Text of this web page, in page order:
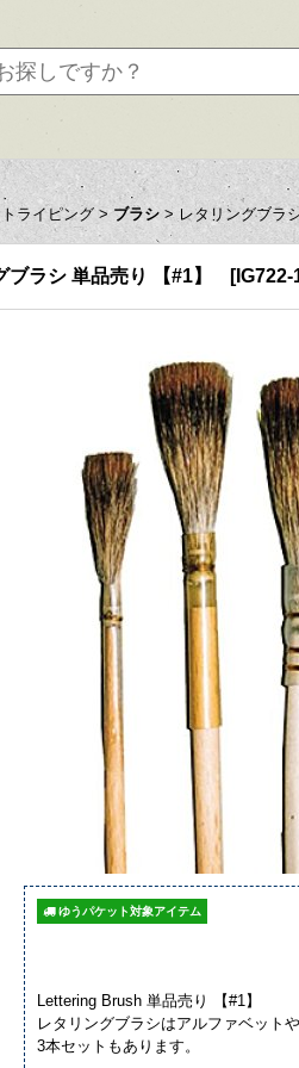
ライピング > ブラシ > レタリングブラ
ブラシ 単品売り 【#1】 [IG722-
ゆうパケット対象アイテム
Lettering Brush 単品売り 【#1】
レタリングブラシはアルファベット
3本セットもあります。